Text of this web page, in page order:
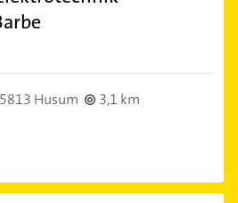
Husum
3,1 km